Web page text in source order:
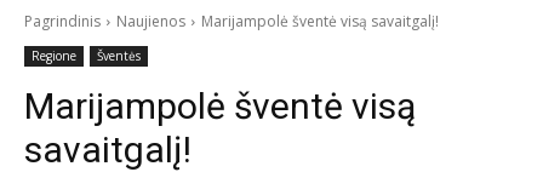
Pagrindinis Naujienos Marijampolė šventė visą savaitgalį!
Regione Šventės
Marijampolė šventė visą
savaitgalį!